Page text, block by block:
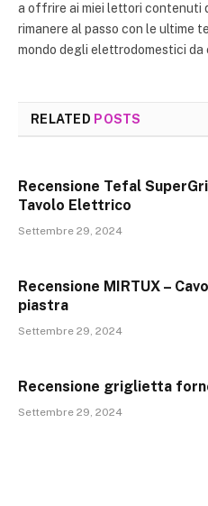
a offrire ai miei lettori contenuti
rimanere al passo con le ultime
mondo degli elettrodomestici da
RELATED POSTS
Recensione Tefal
Tavolo Elettrico
Settembre 29, 2024
Recensione MIRTUX –
piastra
Settembre 29, 2024
Recensione griglietta
Settembre 29, 2024